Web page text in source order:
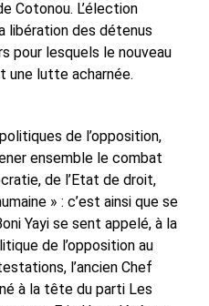
Cotonou. L’élection
libération des détenus
pour lesquels le nouveau
une lutte acharnée.
de l’opposition,
ensemble le combat
de l’Etat de droit,
» : c’est ainsi que se
Yayi se sent appelé, à la
de l’opposition au
l’ancien Chef
à la tête du parti Les